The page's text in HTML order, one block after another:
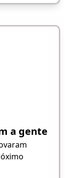
a gente